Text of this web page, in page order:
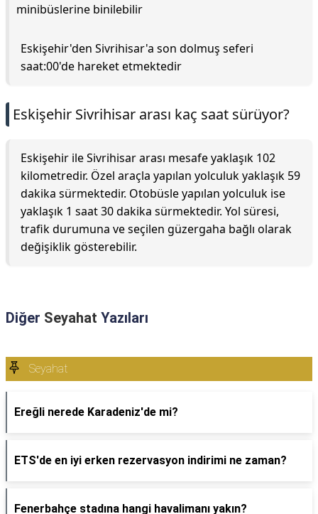
minibüslerine binilebilir
Eskişehir'den Sivrihisar'a son dolmuş seferi
saat:00'de hareket etmektedir
Eskişehir Sivrihisar arası kaç saat sürüyor?
Eskişehir ile Sivrihisar arası mesafe yaklaşık 102
kilometredir. Özel araçla yapılan yolculuk yaklaşık 59
dakika sürmektedir. Otobüsle yapılan yolculuk ise
yaklaşık 1 saat 30 dakika sürmektedir. Yol süresi,
trafik durumuna ve seçilen güzergaha bağlı olarak
değişiklik gösterebilir.
Diğer Seyahat Yazıları
Seyahat
Ereğli nerede Karadeniz'de mi?
ETS'de en iyi erken rezervasyon indirimi ne zaman?
Fenerbahçe stadına hangi havalimanı yakın?